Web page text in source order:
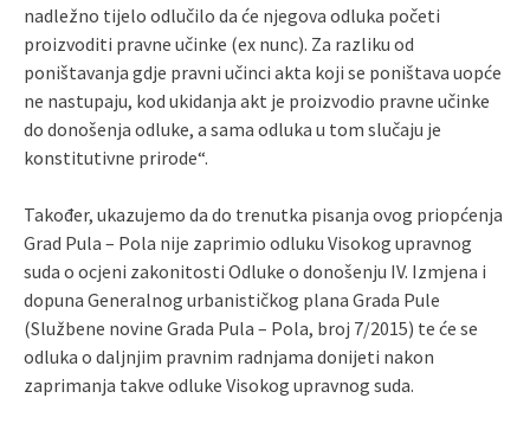
nadležno tijelo odlučilo da će njegova odluka početi
proizvoditi pravne učinke (ex nunc). Za razliku od
poništavanja gdje pravni učinci akta koji se poništava uopće
ne nastupaju, kod ukidanja akt je proizvodio pravne učinke
do donošenja odluke, a sama odluka u tom slučaju je
konstitutivne prirode“.
Također, ukazujemo da do trenutka pisanja ovog priopćenja
Grad Pula – Pola nije zaprimio odluku Visokog upravnog
suda o ocjeni zakonitosti Odluke o donošenju IV. Izmjena i
dopuna Generalnog urbanističkog plana Grada Pule
(Službene novine Grada Pula – Pola, broj 7/2015) te će se
odluka o daljnjim pravnim radnjama donijeti nakon
zaprimanja takve odluke Visokog upravnog suda.